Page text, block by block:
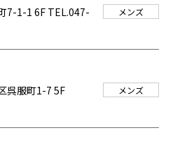
7-1-1 6F TEL.047-
メンズ
呉服町1-7 5F
メンズ